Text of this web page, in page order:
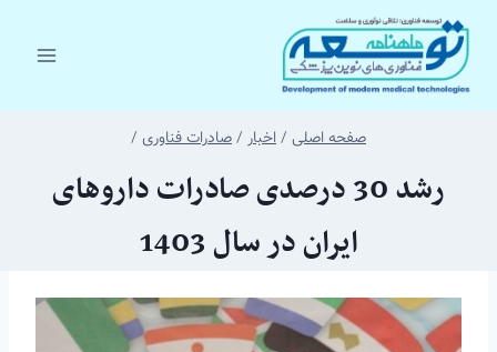
بازگشت
محتوا
صفحه اصلی /اخبار /صادرات فناوری /
رشد 30 درصدی صادرات داروهای
ایران در سال 1403